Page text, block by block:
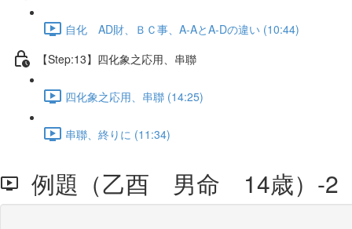
自化 AD財、ＢＣ事、A-AとA-Dの違い (10:44)
【Step:13】四化象之応用、串聯
四化象之応用、串聯 (14:25)
串聯、終りに (11:34)
例題（乙酉 男命 14歳）-2